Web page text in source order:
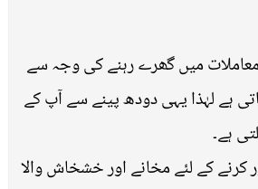
میں گھرے رہنے کی وجہ سے
ہے لہٰذا یہی دودھ پینے سے آپ کے
ہے۔
کرنے کے لئے مخانے اور خشخاش والا